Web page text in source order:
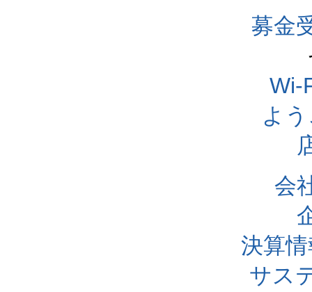
募金
Wi-
よ
会
決算
サス